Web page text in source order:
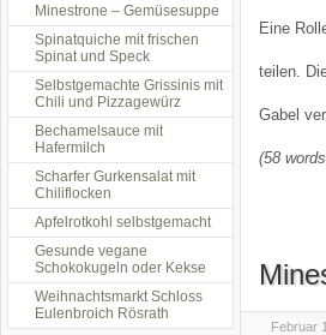
Tiere Tierzubehör Uncategorized
Eine
teilen.
Gabel
(58
Februar
Minestrone – Gemüsesuppe
Spinatquiche mit frischen
Spinat und Speck
Selbstgemachte Grissinis mit
Chili und Pizzagewürz
Bechamelsauce mit
Hafermilch
Scharfer Gurkensalat mit
Chiliflocken
Apfelrotkohl selbstgemacht
Gesunde vegane
Schokokugeln oder Kekse
Weihnachtsmarkt Schloss
Eulenbroich Rösrath